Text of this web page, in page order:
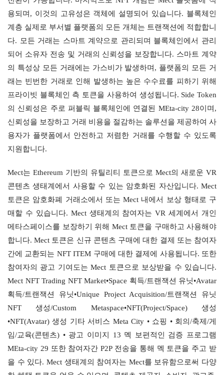
용되며, 이것의 고유성은 객체에 설명되어 있습니다. 블록체인
계층 실제로 부서별 플랫폼의 모든 개체는 트랜잭션에 적합합니
다. 모든 거래는 스마트 계약으로 관리되며 블록체인에서 관리
되어 소유자 전송 및 거래의 신뢰성을 보장합니다. 스마트 계약
의 특성상 모든 거래에는 가스비가 발생하며, 플랫폼의 모든 거
래는 빈번한 거래로 인해 발생하는 높은 수수료를 피하기 위해
프라이빗 블록체인 측 토큰을 사용하여 생성됩니다. Side Token
의 신뢰성은 주로 퍼블릭 블록체인에 연결된 MEta-city 28이며,
신뢰성을 보장하고 거래 비용을 절감하는 솔루션을 제공하여 사
용자가 플랫폼에서 안전하고 저렴한 거래를 수행할 수 있도록
지원합니다.
Mect는 Ethereum 기반의 유틸리티 토큰으로 Mect의 새로운 VR
콘텐츠 생태계에서 사용할 수 있는 암호화된 자산입니다. Mect
토큰은 암호화폐 거래소에서 또는 Mect 내에서 보상 형태로 구
매할 수 있습니다. Mect 생태계의 참여자는 VR 세계에서 개인
메타스페이스를 보장하기 위해 Mect 토큰을 구매하고 사용해야
합니다. Mect 토큰은 신규 콘텐츠 구매에 대한 결제 또는 참여자
간에 교환되는 NFT ITEM 구매에 대한 결제에 사용됩니다. 또한
참여자의 광고 기여도는 Mect 토큰으로 보상받을 수 있습니다.
Mect NFT Trading NFT Market•Space 획득/트랜잭션 유닛•Avatar
획득/트랜잭션 유닛•Unique Project Acquisition/트랜잭션 유닛
NFT 생성/Custom Metaspace•NFT(Project/Space) 생성
•NFT(Avatar) 생성 기타 서비스 Meta City • 쇼핑 • 회의/축제/게
임/교육(콘텐츠) • 광고 이미지 13 멕 보편적인 검증 프로그램
MEta-city 29 또한 참여자간 P2P 전송을 통해 멕 토큰을 주고 받
을 수 있다. Mect 생태계의 참여자는 Mect를 보유함으로써 다양